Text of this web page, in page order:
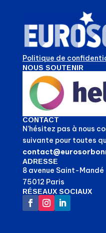
Politique de
NOUS SOUTENIR
CONTACT
N’hésitez pas à nous
suivante pour toutes
ADRESSE
8 avenue Saint-Mandé
75012 Paris
RÉSEAUX SOCIAUX